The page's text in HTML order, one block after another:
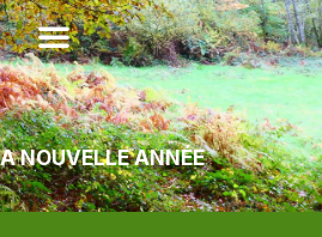
NOUVELLE ANNÉE